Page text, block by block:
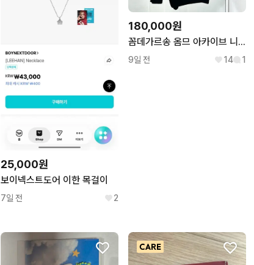
25,000원
보이넥스트도어 이한 목걸이
7일 전 2
180,000원
꼼데가르송 옴므 아카이브 니트 스웨터
9일 전 14 1